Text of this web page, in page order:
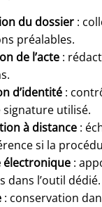
du dossier :
préalables.
de l’acte :
d’identité :
signature utilisé.
à distance :
si la
électronique :
dans l’outil dédié.
: conservation